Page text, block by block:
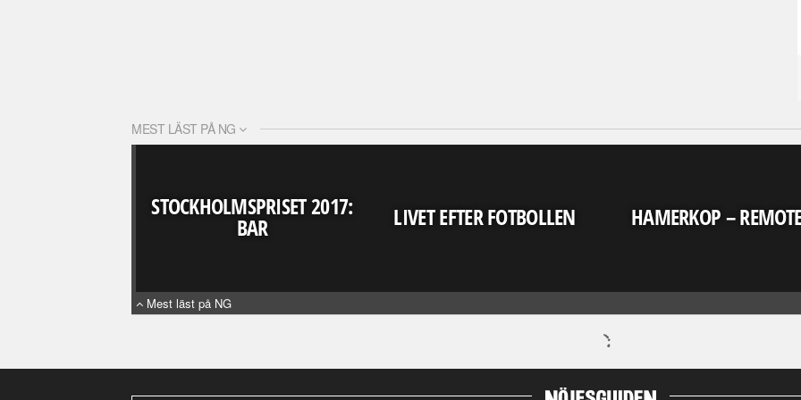
MEST LÄST PÅ NG
STOCKHOLMSPRISET 2017:
BAR LIVET EFTER FOTBOLLEN HAMERKOP –
Mest läst på NG